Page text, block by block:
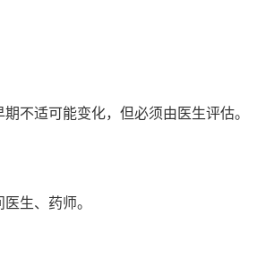
不适可能变化，但必须由医生评估。
生、药师。